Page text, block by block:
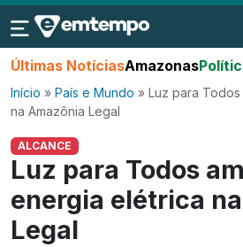
Últimas NotíciasAmazonas
Início » País e Mundo » Luz para
na Amazônia Legal
ALCANCE
Luz para Todos
energia elétrica
Legal